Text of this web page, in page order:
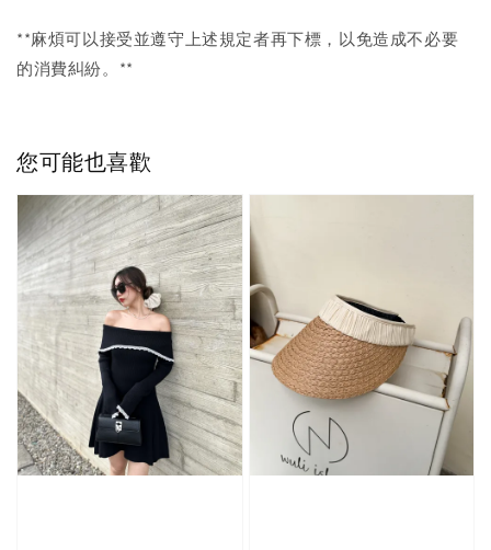
**麻煩可以接受並遵守上述規定者再下標，以免造成不必要
的消費糾紛。**
您可能也喜歡